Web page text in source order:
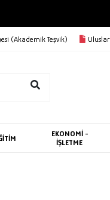
(Akademik Teşvik)
EKONOMİ -
İŞLETME